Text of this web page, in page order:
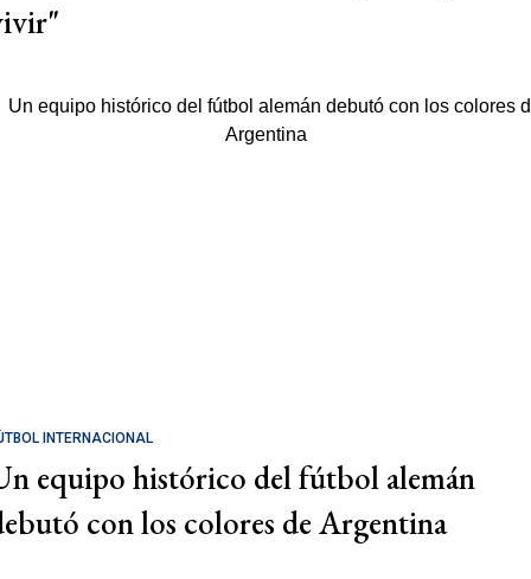
INTERNACIONAL
equipo histórico del fútbol alemán
con los colores de Argentina